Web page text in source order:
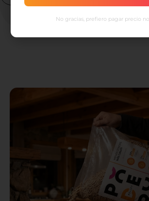
No gracias, prefiero pagar precio